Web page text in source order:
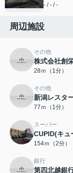
- / - / -
周辺施設
その他
株式会社創
28ｍ（1分）
その他
新潟レスタ
77ｍ（1分）
スーパー
CUPID(キュ
154ｍ（2分）
銀行
第四北越銀